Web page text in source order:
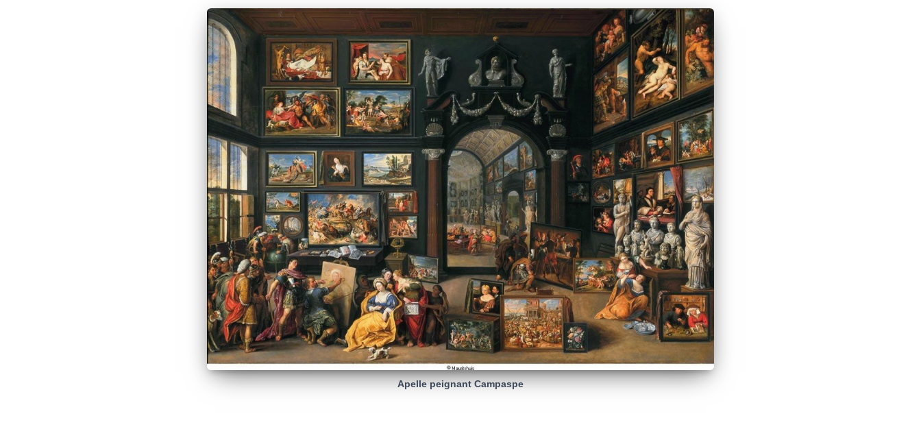
Apelle peignant Campaspe